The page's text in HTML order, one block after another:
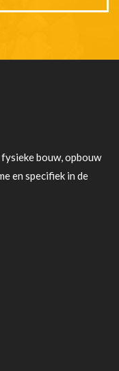
bouw, opbouw
en specifiek in de